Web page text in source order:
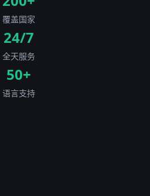
覆盖国家
24/7
全天服务
50+
语言支持